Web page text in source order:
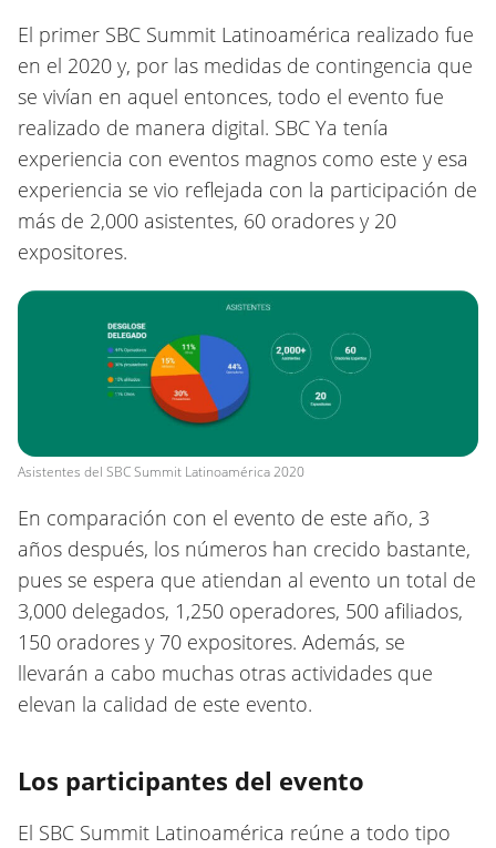
El primer SBC Summit Latinoamérica realizado fue
en el 2020 y, por las medidas de contingencia que
se vivían en aquel entonces, todo el evento fue
realizado de manera digital. SBC Ya tenía
experiencia con eventos magnos como este y esa
experiencia se vio reflejada con la participación de
más de 2,000 asistentes, 60 oradores y 20
expositores.
Asistentes del SBC Summit Latinoamérica 2020
En comparación con el evento de este año, 3
años después, los números han crecido bastante,
pues se espera que atiendan al evento un total de
3,000 delegados, 1,250 operadores, 500 afiliados,
150 oradores y 70 expositores. Además, se
llevarán a cabo muchas otras actividades que
elevan la calidad de este evento.
Los participantes del evento
El SBC Summit Latinoamérica reúne a todo tipo